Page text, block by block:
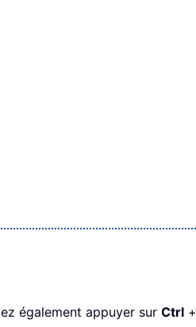
également appuyer sur Ctrl +